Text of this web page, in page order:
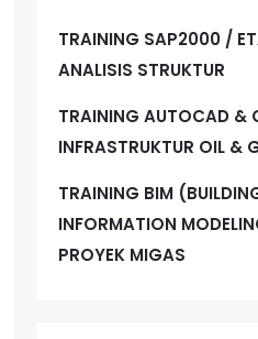
TRAINING SAP2000 /
ANALISIS STRUKTUR
TRAINING AUTOCAD &
INFRASTRUKTUR OIL &
TRAINING BIM
INFORMATION
PROYEK MIGAS